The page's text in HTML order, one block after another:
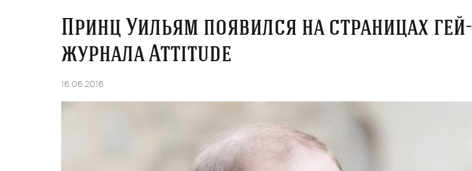
Принц Уильям появился на страницах гей-
журнала Attitude
16.06.2016